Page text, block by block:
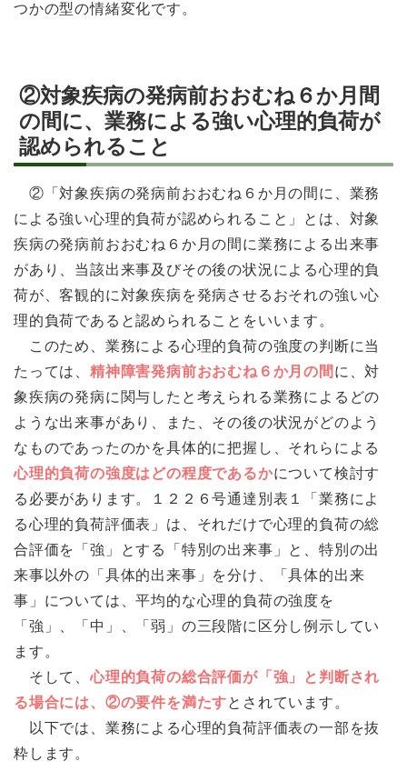
つかの型の情緒変化です。
②対象疾病の発病前おおむね６か月間
の間に、業務による強い心理的負荷が
認められること
②「対象疾病の発病前おおむね６か月の間に、業務
による強い心理的負荷が認められること」とは、対象
疾病の発病前おおむね６か月の間に業務による出来事
があり、当該出来事及びその後の状況による心理的負
荷が、客観的に対象疾病を発病させるおそれの強い心
理的負荷であると認められることをいいます。
このため、業務による心理的負荷の強度の判断に当
たっては、 精神障害発病前おおむね６か月の間 に、対
象疾病の発病に関与したと考えられる業務によるどの
ような出来事があり、また、その後の状況がどのよう
なものであったのかを具体的に把握し、それらによる
心理的負荷の強度はどの程度であるかについて検討す
る必要があります。１２２６号通達別表１「業務によ
る心理的負荷評価表」は、それだけで心理的負荷の総
合評価を「強」とする「特別の出来事」と、特別の出
来事以外の「具体的出来事」を分け、「具体的出来
事」については、平均的な心理的負荷の強度を
「強」、「中」、「弱」の三段階に区分し例示してい
ます。
そして、心理的負荷の総合評価が「強」と判断され
る場合には、②の要件を満たすとされています。
以下では、業務による心理的負荷評価表の一部を抜
粋します。